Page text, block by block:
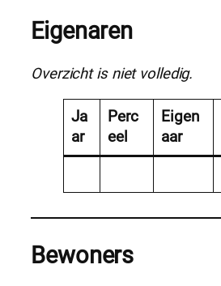
Eigenaren
Overzicht is niet volledig.
Ja
ar
Perc
eel
Eigen
aar
Bewoners